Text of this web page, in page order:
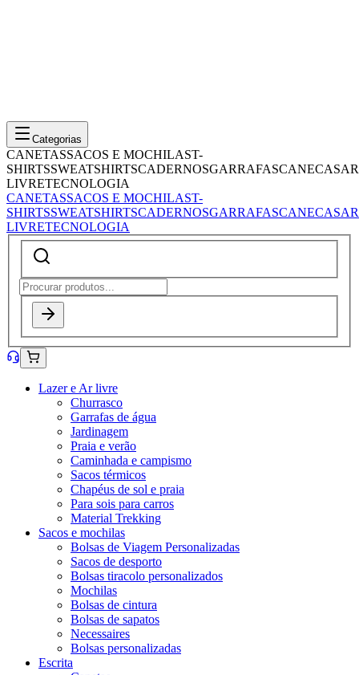
Categorias
CANETASSACOS E MOCHILAST-
SHIRTSSWEATSHIRTSCADERNOSGARRAFASCANECASAR
LIVRETECNOLOGIA
CANETASSACOS E MOCHILAST-
SHIRTSSWEATSHIRTSCADERNOSGARRAFASCANECASAR
LIVRETECNOLOGIA
Lazer e Ar livre
Churrasco
Garrafas de água
Jardinagem
Praia e verão
Caminhada e campismo
Sacos térmicos
Chapéus de sol e praia
Para sois para carros
Material Trekking
Sacos e mochilas
Bolsas de Viagem Personalizadas
Sacos de desporto
Bolsas tiracolo personalizados
Mochilas
Bolsas de cintura
Bolsas de sapatos
Necessaires
Bolsas personalizadas
Escrita